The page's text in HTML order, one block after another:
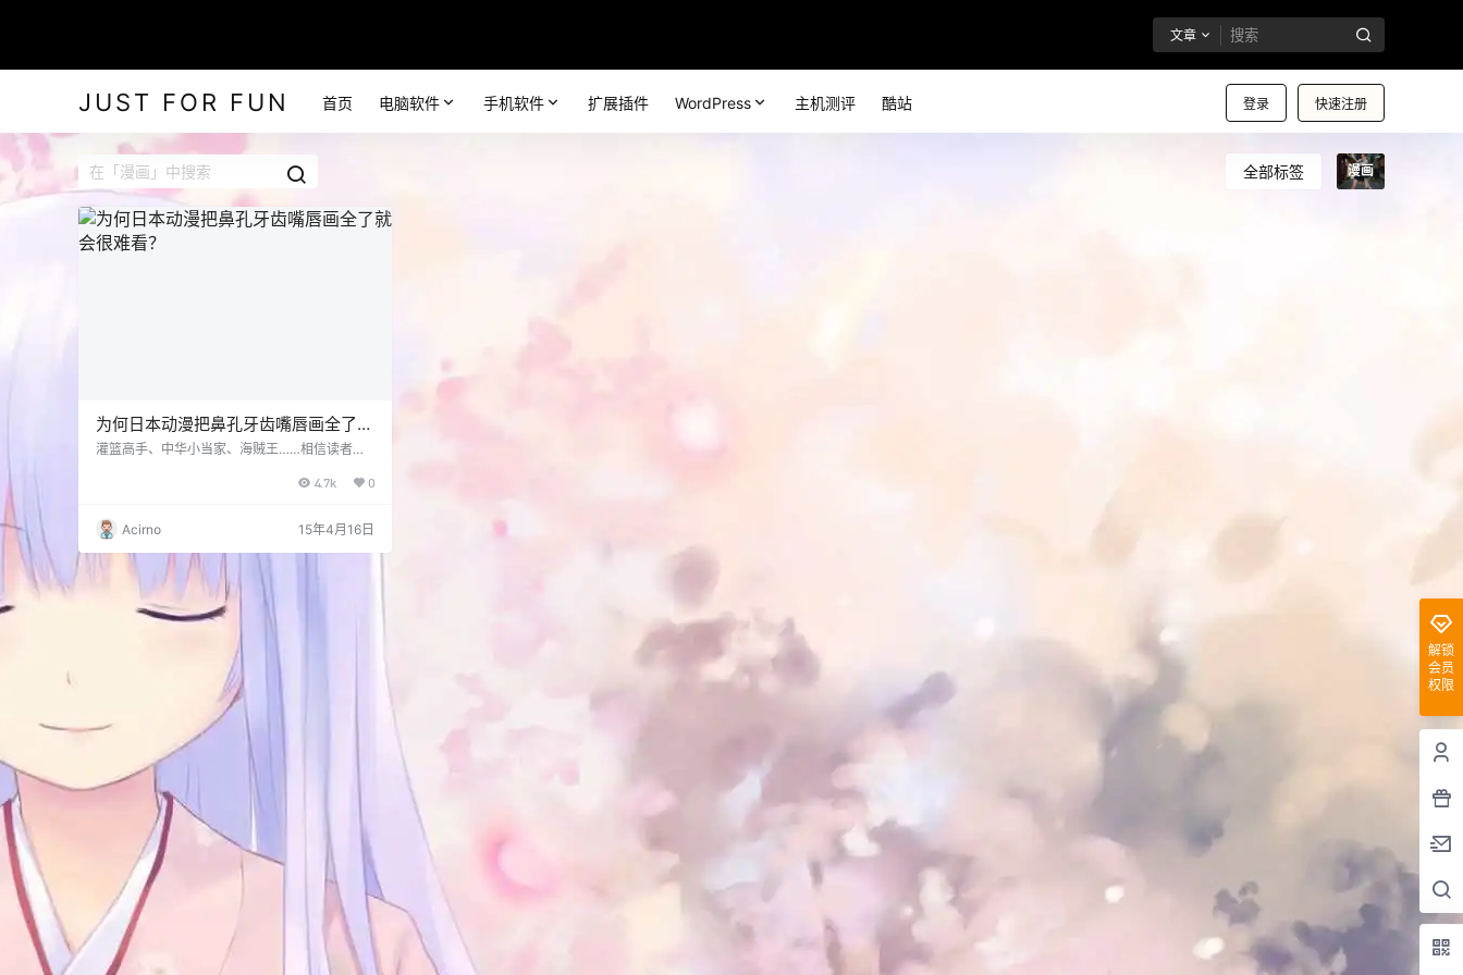
文章
JUST FOR FUN 登录 快速注册
首页 电脑软件 手机软件 扩展插件 WordPress 主机测评 酷站
全部标签 漫画
为何日本动漫把鼻孔牙齿嘴唇画全了就
会很难看？
灌篮高手、中华小当家、海贼王……相信读者看
人提出小小的疑问：你看，为什么这些日本动漫
4.7k 0
Acirno 15年4月16日
解锁
会员
权限